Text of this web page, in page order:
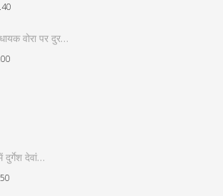
वोरा पर दुर…
दुर्गेश देवां…